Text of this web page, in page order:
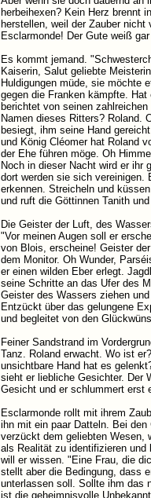
herbeihexen? Kein Herz brennt
herstellen, weil der Zauber
Esclarmonde! Der Gute weiß
Es kommt jemand.
Kaiserin, Salut geliebte
Huldigungen müde, sie möchte
gegen die Franken kämpfte.
berichtet von seinen
Namen dieses Ritters? Roland.
besiegt, ihm seine Hand
und König Cléomer hat Roland
der Ehe führen möge. Oh
Noch in dieser Nacht wird er ihr
dort werden sie sich
erkennen. Streicheln und
und ruft die Göttinnen Tanith
Die Geister der Luft, des
"Vor meinen Augen soll er
von Blois, erscheine! Geister
dem Monitor. Oh Wunder,
er einen wilden Eber erlegt.
seine Schritte an das Ufer des
Geister des Wassers ziehen
Entzückt über das gelungene
und begleitet von den
Feiner Sandstrand im
Tanz. Roland erwacht. Wo ist
unsichtbare Hand hat es
sieht er liebliche Gesichter. Der
Gesicht und er schlummert erst
Esclarmonde rollt mit ihrem
ihn mit ein paar Datteln. Bei
verzückt dem geliebten Wesen,
als Realität zu identifizieren
will er wissen. "Eine Frau, die
stellt aber die Bedingung, dass
unterlassen soll. Sollte ihm das
ist die geheimnisvolle